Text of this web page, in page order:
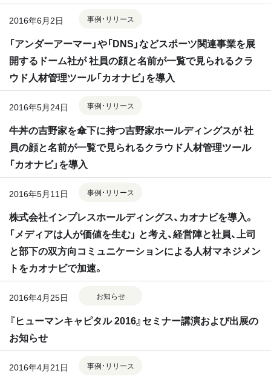
2016年6月2日 事例・リリース
「アンダーアーマー」や「DNS」などスポーツ関連事業を展
開するドーム社が 社員の顔と名前が一覧で見られるクラ
ウド人材管理ツール「カオナビ」を導入
2016年5月24日 事例・リリース
牛丼の吉野家を傘下に持つ吉野家ホールディングスが 社
員の顔と名前が一覧で見られるクラウド人材管理ツール
「カオナビ」を導入
2016年5月11日 事例・リリース
株式会社インプレスホールディングス、カオナビを導入。
「メディアは人が価値を生む」 と考え、経営陣と社員、上司
と部下の双方向コミュニケーションによる人材マネジメン
トをカオナビで加速。
2016年4月25日 お知らせ
『ヒューマンキャピタル 2016』セミナー講演および出展の
お知らせ
2016年4月21日 事例・リリース